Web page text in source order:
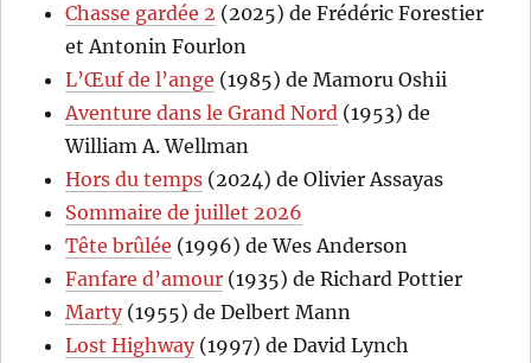
Chasse gardée 2 (2025) de Frédéric Forestier
et Antonin Fourlon
L’Œuf de l’ange (1985) de Mamoru Oshii
Aventure dans le Grand Nord (1953) de
William A. Wellman
Hors du temps (2024) de Olivier Assayas
Sommaire de juillet 2026
Tête brûlée (1996) de Wes Anderson
Fanfare d’amour (1935) de Richard Pottier
Marty(1955) de Delbert Mann
Lost Highway(1997) de David Lynch